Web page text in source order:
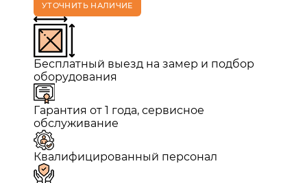
УТОЧНИТЬ НАЛИЧИЕ
Бесплатный выезд на замер и подбор
оборудования
Гарантия от 1 года, сервисное
обслуживание
Квалифицированный персонал